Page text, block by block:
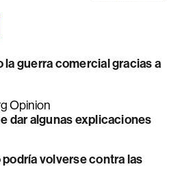
la guerra comercial gracias a
Opinion
dar algunas explicaciones
volverse contra las